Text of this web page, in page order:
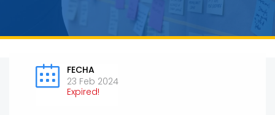
FECHA
23 Feb 2024
Expired!